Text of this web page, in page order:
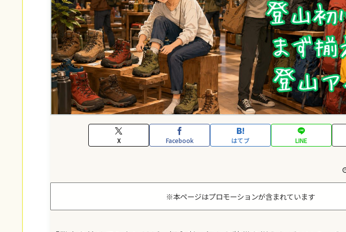
X Facebook はてブ LINE
※本ページはプロモーションが含まれています